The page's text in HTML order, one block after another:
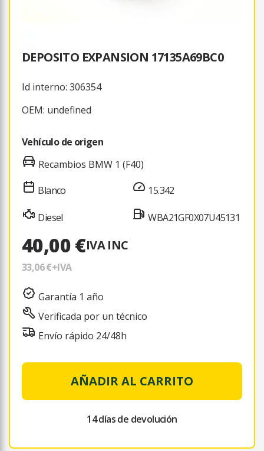
DEPOSITO EXPANSION 17135A69BC0
Id interno: 306354
OEM: undefined
Vehículo de origen
Recambios BMW 1 (F40)
Blanco
Diesel
15.342
WBA21GF0X07U45131
40,00 €IVA INC
33,06 €+IVA
Garantía 1 año
Verificada por un técnico
Envío rápido 24/48h
AÑADIR AL CARRITO
14 días de devolución